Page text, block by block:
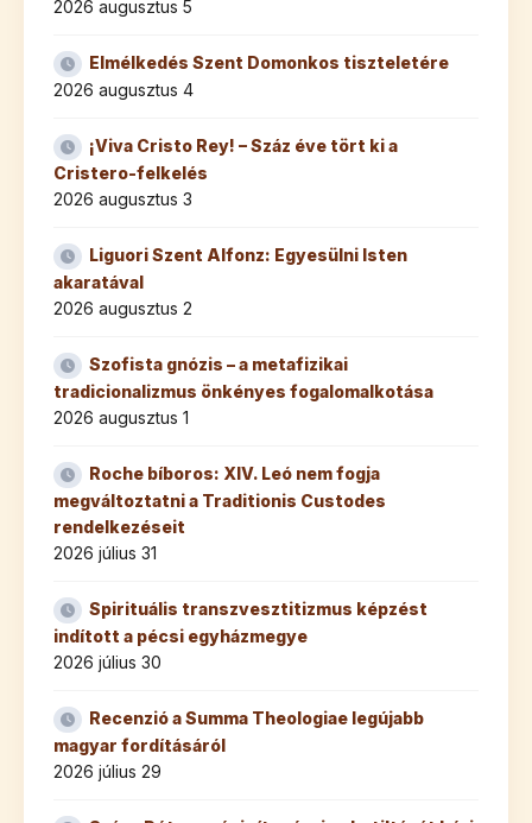
2026 augusztus 5
Elmélkedés Szent Domonkos tiszteletére
2026 augusztus 4
¡Viva Cristo Rey! – Száz éve tört ki a
Cristero-felkelés
2026 augusztus 3
Liguori Szent Alfonz: Egyesülni Isten
akaratával
2026 augusztus 2
Szofista gnózis – a metafizikai
tradicionalizmus önkényes fogalomalkotása
2026 augusztus 1
Roche bíboros: XIV. Leó nem fogja
megváltoztatni a Traditionis Custodes
rendelkezéseit
2026 július 31
Spirituális transzvesztitizmus képzést
indított a pécsi egyházmegye
2026 július 30
Recenzió a Summa Theologiae legújabb
magyar fordításáról
2026 július 29